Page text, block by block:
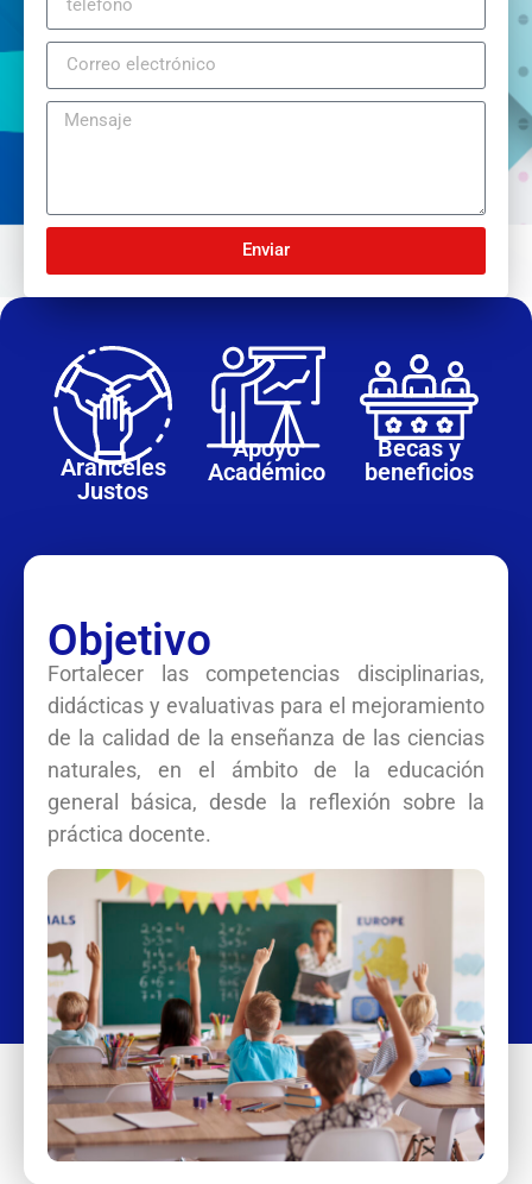
Enviar
Aranceles
Justos
Apoyo
Académico
Becas y
beneficios
Objetivo
Fortalecer las competencias disciplinarias,
didácticas y evaluativas para el mejoramiento
de la calidad de la enseñanza de las ciencias
naturales, en el ámbito de la educación
general básica, desde la reflexión sobre la
práctica docente.